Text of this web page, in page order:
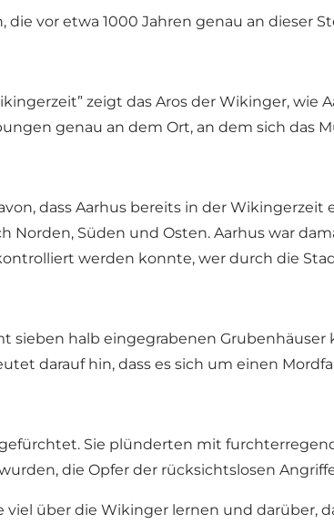
die vor etwa 1000 Jahren genau an dieser
zeigt das Aros der Wikinger,
genau an dem Ort, an dem sich das
dass Aarhus bereits in der
Norden, Süden und Osten. Aarhus war
werden konnte, wer durch die
sieben halb eingegrabenen
darauf hin, dass es sich um einen
Sie plünderten mit
die Opfer der rücksichtslosen
über die Wikinger lernen und darüber,